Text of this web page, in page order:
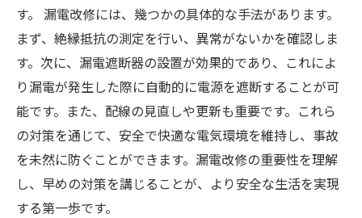
す。 漏電改修には、幾つかの具体的な手法があります。
まず、絶縁抵抗の測定を行い、異常がないかを確認しま
す。次に、漏電遮断器の設置が効果的であり、これによ
り漏電が発生した際に自動的に電源を遮断することが可
能です。また、配線の見直しや更新も重要です。これら
の対策を通じて、安全で快適な電気環境を維持し、事故
を未然に防ぐことができます。漏電改修の重要性を理解
し、早めの対策を講じることが、より安全な生活を実現
する第一歩です。